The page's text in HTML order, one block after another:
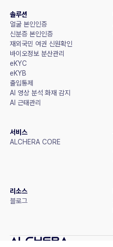
솔루션
얼굴 본인인증
신분증 본인인증
재외국민 여권 신원확인
바이오정보 분산관리
eKYC
eKYB
출입통제
AI 영상 분석 화재 감지
AI 근태관리
서비스
ALCHERA CORE
리소스
블로그